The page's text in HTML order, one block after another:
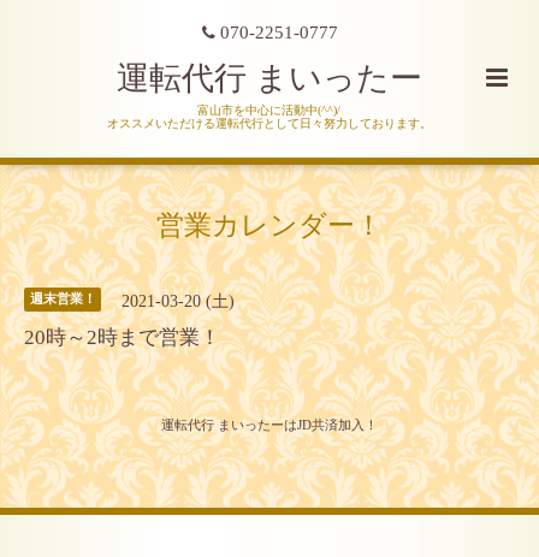
070-2251-0777
運転代行 まいったー
富山市を中心に活動中(^^)/
オススメいただける運転代行として日々努力しております。
営業カレンダー！
週末営業！ 2021-03-20 (土)
20時～2時まで営業！
運転代行 まいったーはJD共済加入！